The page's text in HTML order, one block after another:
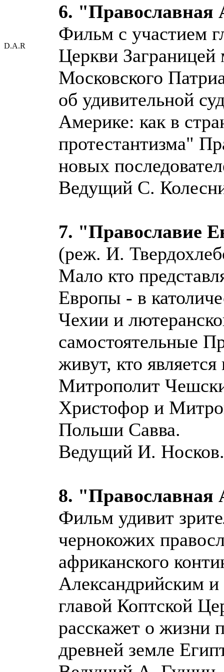
D.A.R
6. "Православная
Фильм с участием
Церкви Заграницей
Московского
об удивительной
Америке: как в
протестантизма"
новых
Ведущий С.
7. "Православие
(реж. И.
Мало кто
Европы - в
Чехии и
самостоятельные
живут, кто
Митрополит
Христофор и
Польши Савва.
Ведущий И. Носков.
8.
Фильм удивит
чернокожих
африканского
Александрийским
главой Коптской
расскажет о жизни
древней земле